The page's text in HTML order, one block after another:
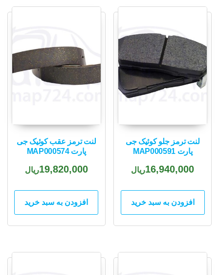
لنت ترمز جلو کوئیک جی
پارت MAP000591
16,940,000ریال
افزودن به سبد خرید
لنت ترمز عقب کوئیک جی
پارت MAP000574
19,820,000ریال
افزودن به سبد خرید